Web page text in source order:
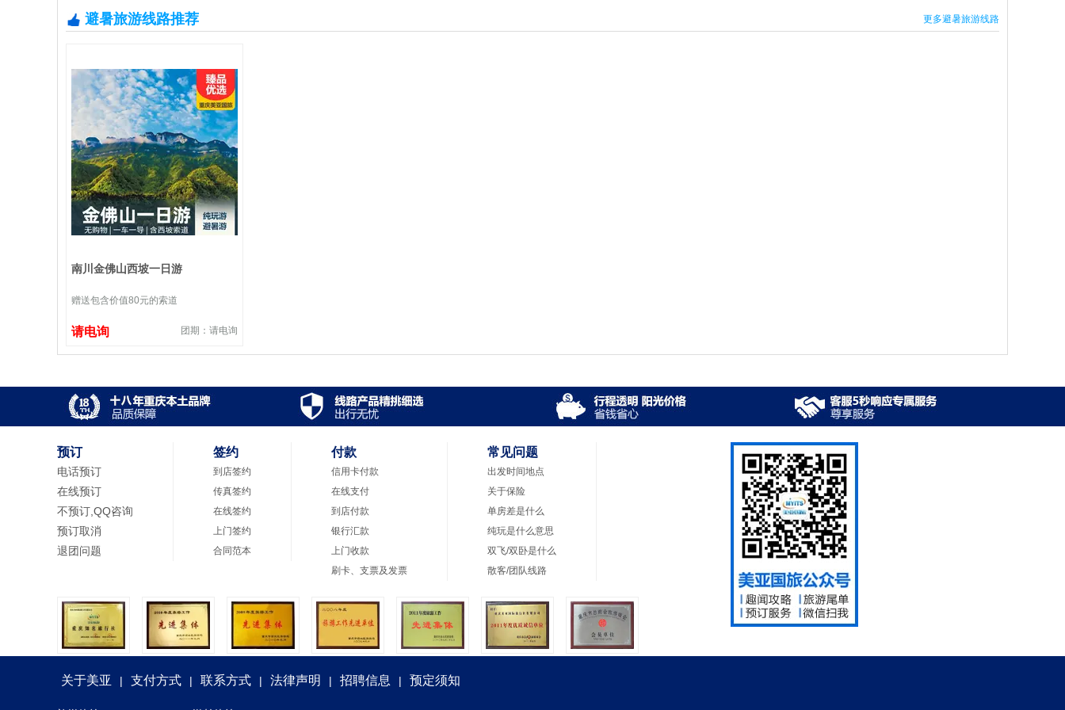
避暑旅游线路推荐 更多避暑旅游线路
南川金佛山西坡一日游
赠送包含价值80元的索道
请电询 团期：请电询
预订
电话预订
在线预订
不预订,QQ咨询
预订取消
退团问题
签约
到店签约
传真签约
在线签约
上门签约
合同范本
付款
信用卡付款
在线支付
到店付款
银行汇款
上门收款
刷卡、支票及发票
常见问题
出发时间地点
关于保险
单房差是什么
纯玩是什么意思
双飞/双卧是什么
散客/团队线路
关于美亚 | 支付方式 | 联系方式 | 法律声明 | 招聘信息 | 预定须知